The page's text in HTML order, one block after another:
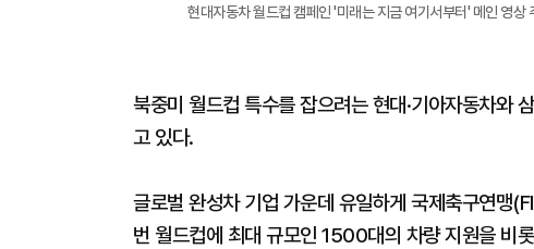
현대자동차 월드컵 캠페인 '미래는 지금 여기서부터' 메인 영상
북중미 월드컵 특수를 잡으려는 현대·기아자동차와
고 있다.
글로벌 완성차 기업 가운데 유일하게 국제축구연맹
번 월드컵에 최대 규모인 1500대의 차량 지원을 비